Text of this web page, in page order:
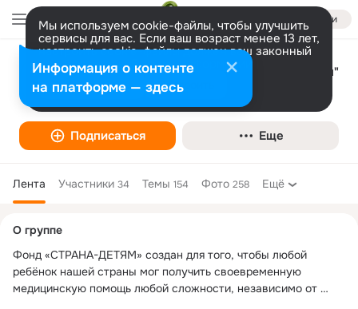
Войти
Мы используем cookie-файлы, чтобы улучшить
сервисы для вас. Если ваш возраст менее 13 лет,
настроить cookie-файлы должен ваш законный
представитель. Больше информации
Разрешить все Настроить
Благотворительный фонд "Страна - детям"
Благотворительная организация
Подписаться Еще
Лента Участники 34 Темы 154 Фото 258 Ещё
колонка
О группе
Фонд «СТРАНА-ДЕТЯМ» создан для того, чтобы любой
ребёнок нашей страны мог получить своевременную
медицинскую помощь любой сложности, независимо от
Информация о контенте
на платформе — здесь